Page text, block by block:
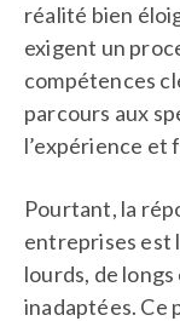
réalité bien
exigent un
compétences
parcours aux
l’expérience et
Pourtant, la
entreprises est
lourds, de
inadaptées. Ce